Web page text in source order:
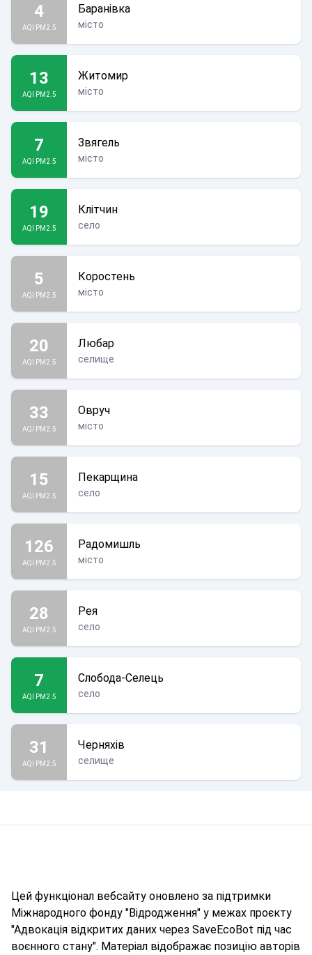
4
AQI PM2.5
Баранівка
місто
13
AQI PM2.5
Житомир
місто
7
AQI PM2.5
Звягель
місто
19
AQI PM2.5
Клітчин
село
5
AQI PM2.5
Коростень
місто
20
AQI PM2.5
Любар
селище
33
AQI PM2.5
Овруч
місто
15
AQI PM2.5
Пекарщина
село
126
AQI PM2.5
Радомишль
місто
28
AQI PM2.5
Рея
село
7
AQI PM2.5
Слобода-Селець
село
31
AQI PM2.5
Черняхів
селище
Цей функціонал вебсайту оновлено за підтримки
Міжнародного фонду "Відродження" у межах проєкту
"Адвокація відкритих даних через SaveEcoBot під час
воєнного стану". Матеріал відображає позицію авторів